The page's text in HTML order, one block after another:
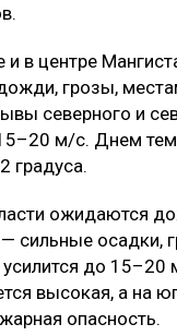
и в центре
грозы,
северного и
м/с. Днем
градуса.
ожидаются
сильные осадки,
усилится до
высокая, а на
опасность.